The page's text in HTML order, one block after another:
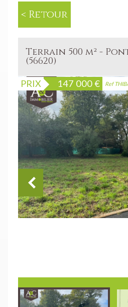
< Retour
Terrain 500 m² -
(56620)
PRIX 147 000€ Ref